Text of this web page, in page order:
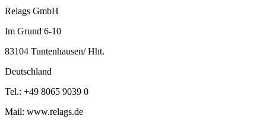
Relags GmbH
Im Grund 6-10
83104 Tuntenhausen/ Hht.
Deutschland
Tel.: +49 8065 9039 0
Mail: www.relags.de